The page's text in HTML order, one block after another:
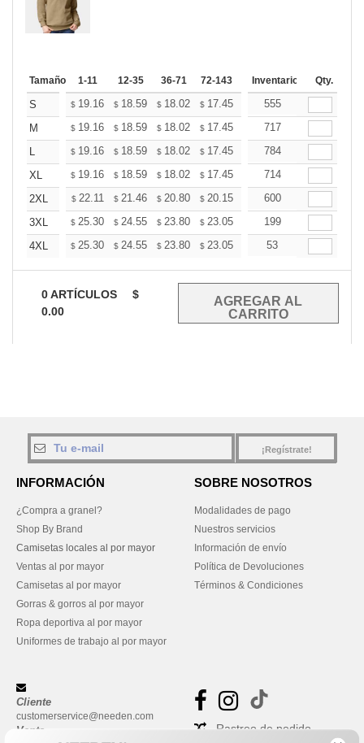
Tamaño 1-11 12-35 36-71 72-143 144-287 288 +
Inventario Qty.
S $ 19.16 $ 18.59 $ 18.02 $ 17.45 16.89
555
M
$ 19.16 $ 18.59 $ 18.02 $ 17.45 16.89
717
L
$ 19.16 $ 18.59 $ 18.02 $ 17.45 16.89
784
XL
$ 19.16 $ 18.59 $ 18.02 $ 17.45 16.89
714
2XL
$ 22.11 $ 21.46 $ 20.80 $ 20.15 19.49
600
3XL
$ 25.30 $ 24.55 $ 23.80 $ 23.05 22.30
199
4XL
$ 25.30 $ 24.55 $ 23.80 $ 23.05 22.30
53
0ARTÍCULOS
$
0.00
¡Regístrate!
INFORMACIÓN
¿Compra a granel?
Shop By Brand
Camisetas locales al por mayor
Ventas al por mayor
Camisetas al por mayor
Gorras & gorros al por mayor
Ropa deportiva al por mayor
Uniformes de trabajo al por mayor
SOBRE NOSOTROS
Modalidades de pago
Nuestros servicios
Información de envío
Política de Devoluciones
Términos & Condiciones
Cliente
customerservice@needen.com
Venta Rastreo de pedido